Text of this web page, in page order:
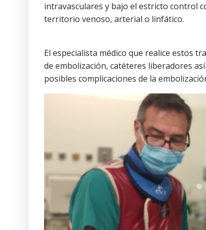
intravasculares y bajo el estricto control
territorio venoso, arterial o linfático.
El especialista médico que realice estos
de embolización, catéteres liberadores
posibles complicaciones de la